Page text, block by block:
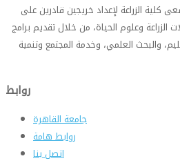
كلية الزراعة لإعداد خريجين قادرين على
الزراعة وعلوم الحياة، من خلال تقديم برامج
والبحث العلمي، وخدمة المجتمع وتنمية
روابط
جامعة القاهرة
روابط هامة
اتصل بنا